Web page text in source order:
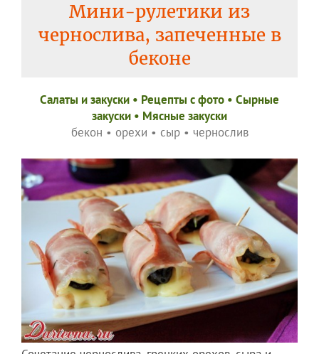
Мини-рулетики из
чернослива, запеченные в
беконе
Салаты и закуски • Рецепты c фото • Сырные
закуски • Мясные закуски
бекон • орехи • сыр• чернослив